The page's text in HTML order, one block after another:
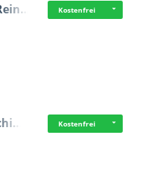
Kostenfrei
Kostenfrei